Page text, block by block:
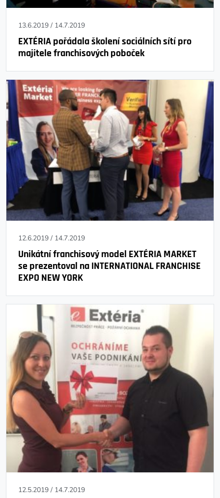
13.6.2019 / 14.7.2019
EXTÉRIA pořádala školení sociálních sítí pro
majitele franchisových poboček
12.6.2019 / 14.7.2019
Unikátní franchisový model EXTÉRIA MARKET
se prezentoval na INTERNATIONAL FRANCHISE
EXPO NEW YORK
12.5.2019 / 14.7.2019